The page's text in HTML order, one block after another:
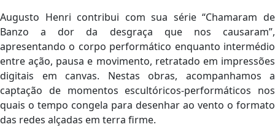
Augusto Henri contribui com sua série “Chamaram de
Banzo a dor da desgraça que nos causaram”,
apresentando o corpo performático enquanto intermédio
entre ação, pausa e movimento, retratado em impressões
digitais em canvas. Nestas obras, acompanhamos a
captação de momentos escultóricos-performáticos nos
quais o tempo congela para desenhar ao vento o formato
das redes alçadas em terra firme.